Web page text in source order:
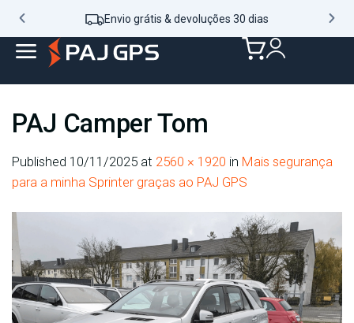
Envio grátis & devoluções 30 dias
PAJ Camper Tom
Published 10/11/2025 at 2560 × 1920 in Mais segurança
para a minha Sprinter graças ao PAJ GPS